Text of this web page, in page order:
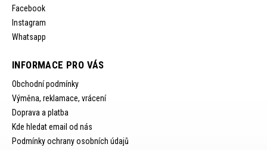
Facebook
Instagram
Whatsapp
INFORMACE PRO VÁS
Obchodní podmínky
Výměna, reklamace, vrácení
Doprava a platba
Kde hledat email od nás
Podmínky ochrany osobních údajů